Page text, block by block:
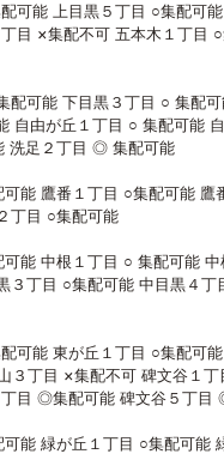
可能 上目黒５丁目 ○集配可
目 ×集配不可 五本木１丁目
配可能 下目黒３丁目 ○ 集配
自由が丘１丁目 ○ 集配可能
洗足２丁目 ◎ 集配可能
能 鷹番１丁目 ○集配可能
丁目 ○集配可能
能 中根１丁目 ○ 集配可能
３丁目 ○集配可能 中目黒４
可能 東が丘１丁目 ○集配可
３丁目 ×集配不可 碑文谷１
目 ◎集配可能 碑文谷５丁
能 緑が丘１丁目 ○集配可能